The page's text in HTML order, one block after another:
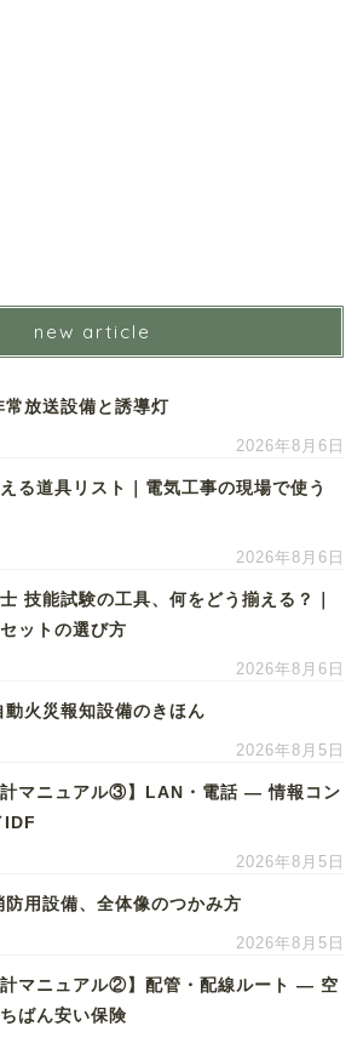
new article
放送設備と誘導灯
2026年8月6日
る道具リスト｜電気工事の現場で使う
2026年8月6日
技能試験の工具、何をどう揃える？｜
ットの選び方
2026年8月6日
火災報知設備のきほん
2026年8月5日
計マニュアル③】LAN・電話 ― 情報コン
IDF
2026年8月5日
用設備、全体像のつかみ方
2026年8月5日
計マニュアル②】配管・配線ルート ― 空
ばん安い保険